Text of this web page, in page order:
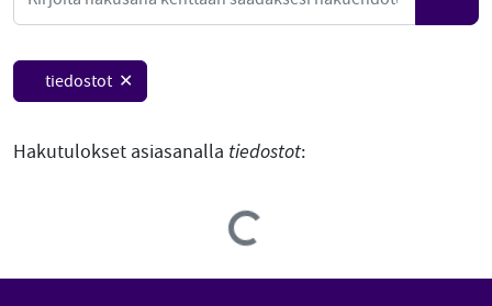
Hae
tiedostot ✕
Hakutulokset asiasanalla tiedostot:
Loading...